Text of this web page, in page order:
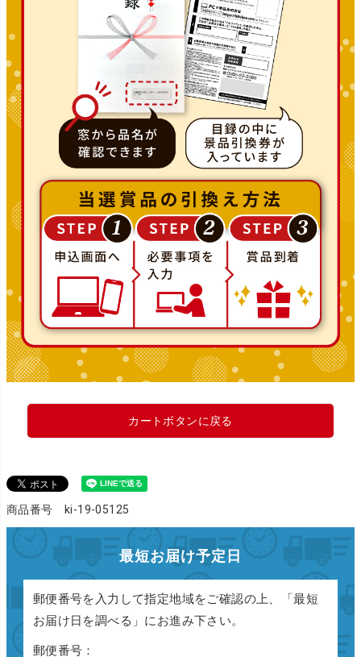
カートボタンに戻る
商品番号 ki-19-05125
最短お届け予定日
郵便番号を入力して指定地域をご確認の上、「最短
お届け日を調べる」にお進み下さい。
郵便番号：